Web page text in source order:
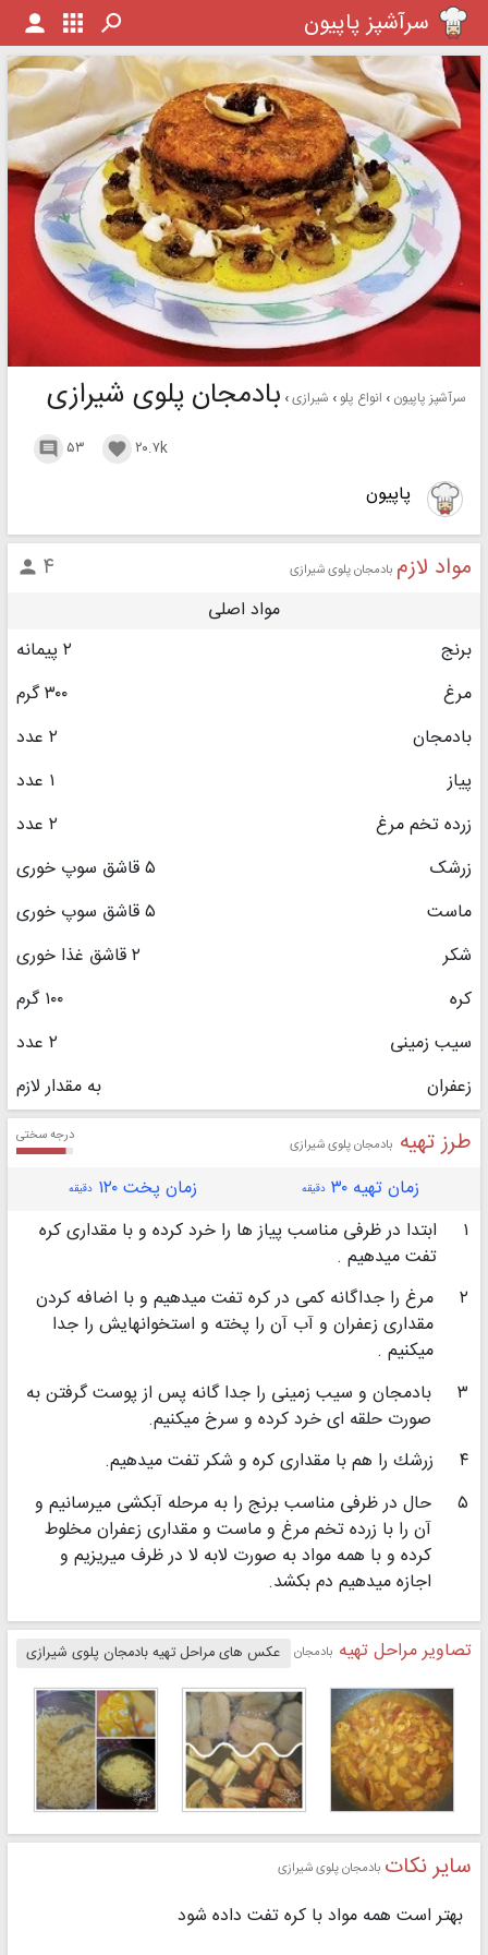
سرآشپز پاپیون
سرآشپز پاپیون انواع پلو شیرازی بادمجان پلوی شیرازی
۵۳  ۲۰.۷k 
پاپیون
مواد لازم بادمجان پلوی شیرازی ۴ 
مواد اصلی
برنج
۲ پیمانه
مرغ
۳۰۰ گرم
بادمجان
۲ عدد
پیاز
۱ عدد
زرده تخم مرغ
۲ عدد
زرشک
۵ قاشق سوپ خوری
ماست‏
۵ قاشق سوپ خوری
شکر
۲ قاشق غذا خوری
کره
۱۰۰ گرم
سیب زمینی
۲ عدد
زعفران
به مقدار لازم
طرز تهیه بادمجان پلوی شیرازی درجه سختی
زمان تهیه ۳۰ دقیقه زمان پخت ۱۲۰ دقیقه
۱
ابتدا در ظرفی مناسب پیاز ها را خرد كرده و با مقداری كره
تفت میدهیم .
۲
مرغ را جداگانه كمی در كره تفت میدهیم و با اضافه كردن
مقداری زعفران و آب آن را پخته و استخوانهایش را جدا
میكنیم .
۳
بادمجان و سیب زمینی را جدا گانه پس از پوست گرفتن به
صورت حلقه ای خرد كرده و سرخ میكنیم.
۴
زرشك را هم با مقداری كره و شكر تفت میدهیم.
۵
حال در ظرفی مناسب برنج را به مرحله آبكشی میرسانیم و
آن را با زرده تخم مرغ و ماست و مقداری زعفران مخلوط
كرده و با همه مواد به صورت لابه لا در ظرف میریزیم و
اجازه میدهیم دم بكشد.
تصاویر مراحل تهیه بادمجان پلوی شیرازیعکس های مراحل تهیه بادمجان پلوی شیرازی
سایر نکات بادمجان پلوی شیرازی
بهتر است همه مواد با كره تفت داده شود